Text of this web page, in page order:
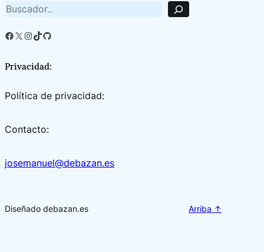
c
rFacebook X Instagram TikTok GitHub
Privacidad:
Política de privacidad:
Contacto:
josemanuel@debazan.es
Diseñado debazan.es Arriba ↑